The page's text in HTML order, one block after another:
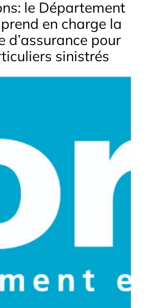
le Département
en charge la
d’assurance pour
sinistrés